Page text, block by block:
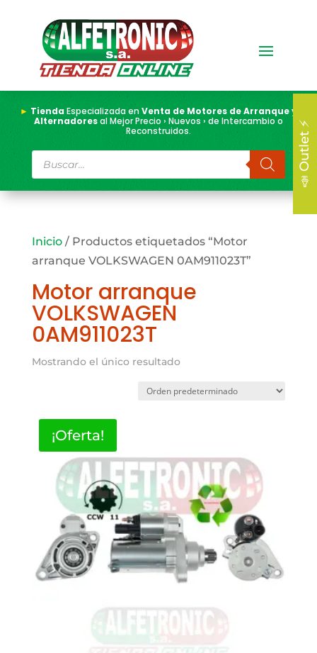
► TiendaEspecializada enVenta de Motores de Arranque y
Alternadoresal Mejor Precio › Nuevos › de Intercambio o
Reconstruidos.
Búsqueda
de
productos
Inicio/ Productos etiquetados “Motor
arranque VOLKSWAGEN 0AM911023T”
Motor arranque
VOLKSWAGEN
0AM911023T
Mostrando el único resultado
¡Oferta!
📣 Outlet ⚡